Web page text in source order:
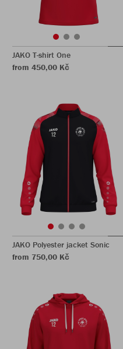
JAKO T-shirt One
from 450,00 Kč
JAKO Polyester jacket Sonic
from 750,00 Kč